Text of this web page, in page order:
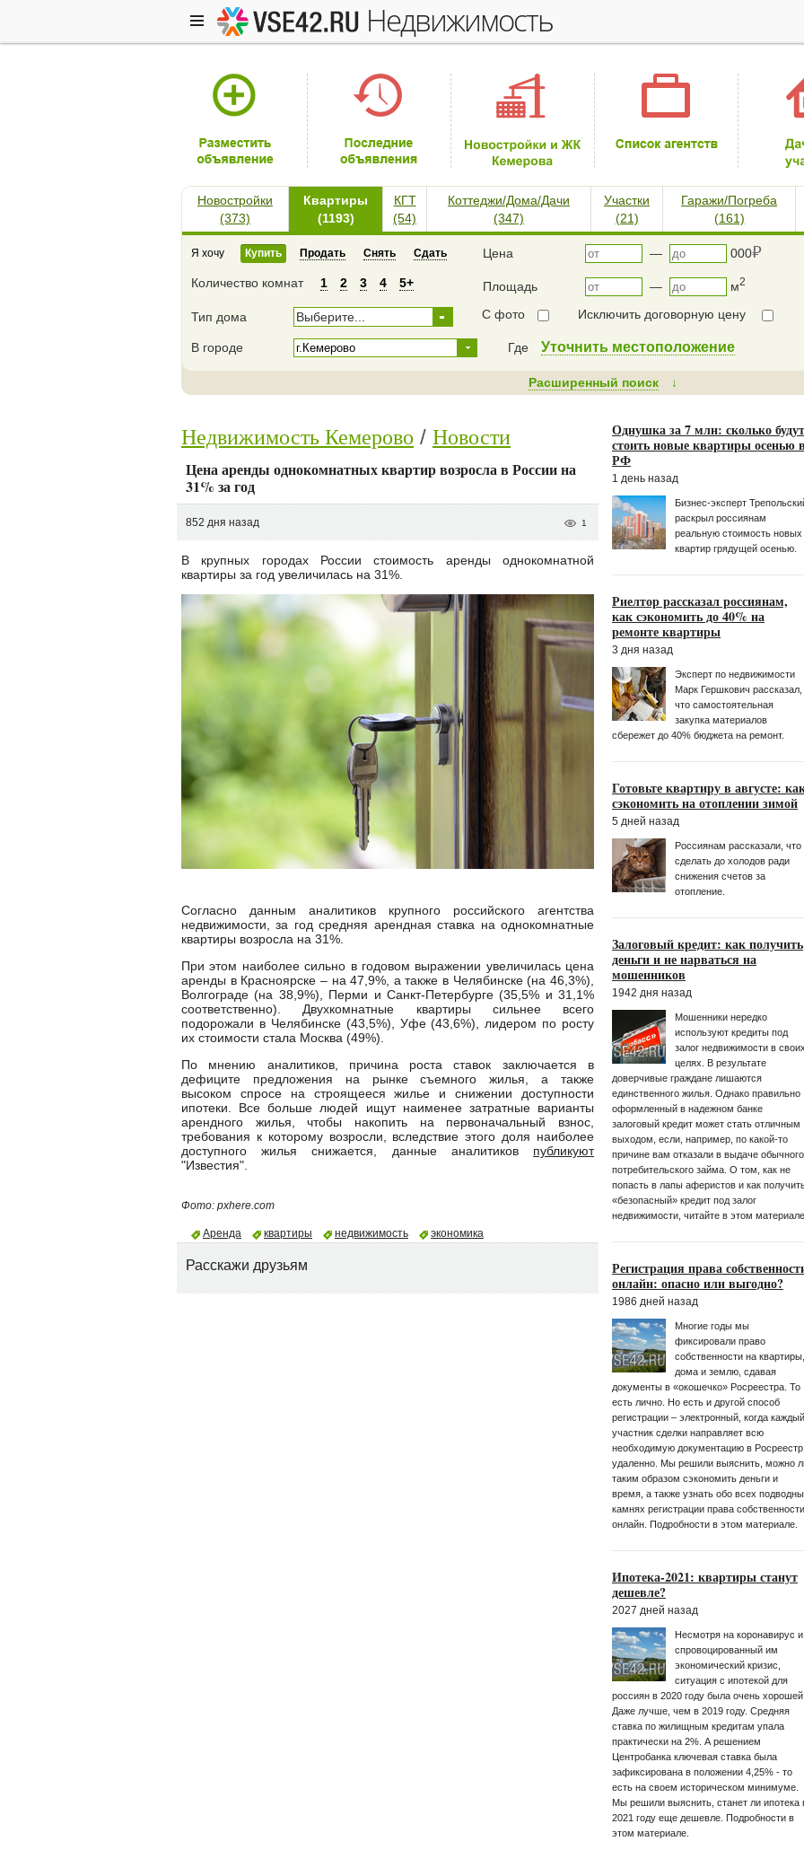
недвижимость
Новостройки
(373)
Квартиры
(1193)
КГТ
(54)
Коттеджи/Дома/Дачи
(347)
Участки
(21)
Гаражи/Погреба
(161)
Я хочу Купить Продать Снять Сдать Цена — 000⃏
Количество комнат 1 2 3 4 5+ Площадь — м2
Тип дома Выберите... С фото Исключить договорную цену
В городе Где Уточнить местоположение
Расширенный поиск ↓
Недвижимость Кемерово Новости
Цена аренды однокомнатных квартир возросла в России на
31% за год
1
852 дня назад
В крупных городах России стоимость аренды однокомнатной
квартиры за год увеличилась на 31%.
Согласно данным аналитиков крупного российского агентства
недвижимости, за год средняя арендная ставка на однокомнатные
квартиры возросла на 31%.
При этом наиболее сильно в годовом выражении увеличилась цена
аренды в Красноярске – на 47,9%, а также в Челябинске (на 46,3%),
Волгограде (на 38,9%), Перми и Санкт-Петербурге (35,5% и 31,1%
соответственно). Двухкомнатные квартиры сильнее всего
подорожали в Челябинске (43,5%), Уфе (43,6%), лидером по росту
их стоимости стала Москва (49%).
По мнению аналитиков, причина роста ставок заключается в
дефиците предложения на рынке съемного жилья, а также
высоком спросе на строящееся жилье и снижении доступности
ипотеки. Все больше людей ищут наименее затратные варианты
арендного жилья, чтобы накопить на первоначальный взнос,
требования к которому возросли, вследствие этого доля наиболее
доступного жилья снижается, данные аналитиков публикуют
"Известия".
Фото: pxhere.com
Аренда квартиры недвижимость экономика
Расскажи друзьям
Однушка за 7 млн: сколько будут
стоить новые квартиры осенью в
РФ
1 день назад
Бизнес-эксперт
раскрыл россиянам
реальную стоимость новых
квартир грядущей осенью.
Риелтор рассказал россиянам,
как сэкономить до 40% на
ремонте квартиры
3 дня назад
Эксперт по недвижимости
Марк Гершкoвич рассказал,
что самостоятельная
закупка материалов
сбережет до 40% бюджета на ремонт.
Готовьте квартиру в августе:
сэкономить на отоплении зимой
5 дней назад
Россиянам рассказали, что
сделать до холодов ради
снижения счетов за
отопление.
Залоговый кредит: как получить
деньги и не нарваться на
мошенников
1942 дня назад
Мошенники нередко
используют кредиты под
залог недвижимости в своих
целях. В результате
доверчивые граждане лишаются
единственного жилья. Однако правильно
оформленный в надежном банке
залоговый кредит может стать отличным
выходом, если, например, по какой-то
причине вам отказали в выдаче обычного
потребительского займа. О том, как не
попасть в лапы аферистов и как
«безопасный» кредит под залог
недвижимости, читайте в этом материале.
Регистрация права
онлайн: опасно или выгодно?
1986 дней назад
Многие годы мы
фиксировали право
собственности на квартиры,
дома и землю, сдавая
документы в «окошечко» Росреестра. То
есть лично. Но есть и другой способ
регистрации – электронный, когда каждый
участник сделки направляет всю
необходимую документацию в Росреестр
удаленно. Мы решили выяснить, можно
таким образом сэкономить деньги и
время, а также узнать обо всех
камнях регистрации права собственности
онлайн. Подробности в этом материале.
Ипотека-2021: квартиры станут
дешевле?
2027 дней назад
Несмотря на коронавирус и
спровоцированный им
экономический кризис,
ситуация с ипотекой для
россиян в 2020 году была очень хорошей.
Даже лучше, чем в 2019 году. Средняя
ставка по жилищным кредитам упала
практически на 2%. А решением
Центробанка ключевая ставка была
зафиксирована в положении 4,25% - то
есть на своем историческом минимуме.
Мы решили выяснить, станет ли ипотека
2021 году еще дешевле. Подробности в
этом материале.